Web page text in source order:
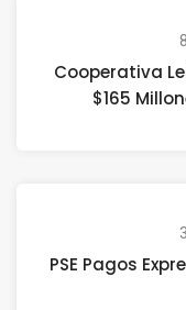
Cooperativa
$165
PSE Pagos